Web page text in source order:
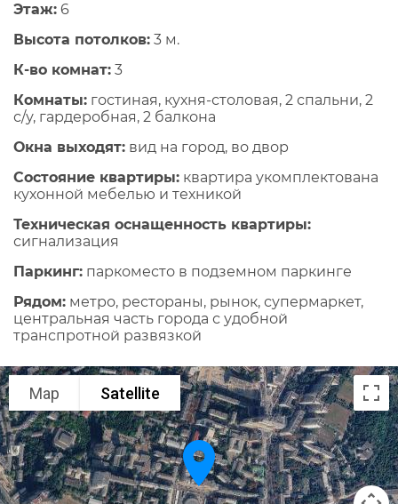
Этаж: 6
Высота потолков: 3 м.
К-во комнат: 3
Комнаты: гостиная, кухня-столовая, 2 спальни, 2
с/у, гардеробная, 2 балкона
Окна выходят: вид на город, во двор
Состояние квартиры: квартира укомплектована
кухонной мебелью и техникой
Техническая оснащенность квартиры:
сигнализация
Паркинг: паркоместо в подземном паркинге
Рядом: метро, рестораны, рынок, супермаркет,
центральная часть города с удобной
транспротной развязкой
Map Satellite